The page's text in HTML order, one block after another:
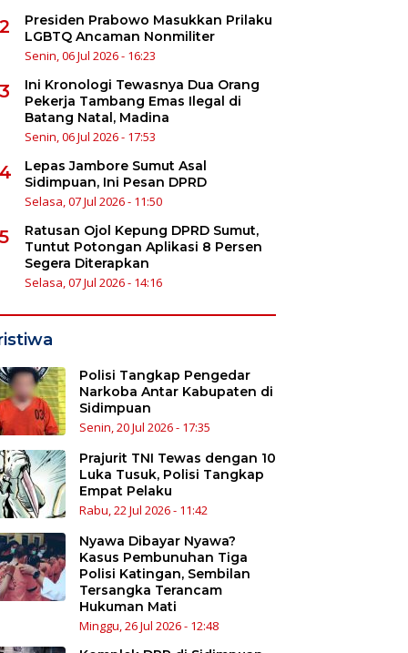
Presiden Prabowo Masukkan Prilaku
LGBTQ Ancaman Nonmiliter
Senin, 06 Jul 2026 - 16:23
Ini Kronologi Tewasnya Dua Orang
Pekerja Tambang Emas Ilegal di
Batang Natal, Madina
Senin, 06 Jul 2026 - 17:53
Lepas Jambore Sumut Asal
Sidimpuan, Ini Pesan DPRD
Selasa, 07 Jul 2026 - 11:50
Ratusan Ojol Kepung DPRD Sumut,
Tuntut Potongan Aplikasi 8 Persen
Segera Diterapkan
Selasa, 07 Jul 2026 - 14:16
Polisi Tangkap Pengedar
Narkoba Antar Kabupaten di
Sidimpuan
Senin, 20 Jul 2026 - 17:35
Prajurit TNI Tewas dengan 10
Luka Tusuk, Polisi Tangkap
Empat Pelaku
Rabu, 22 Jul 2026 - 11:42
Nyawa Dibayar Nyawa?
Kasus Pembunuhan Tiga
Polisi Katingan, Sembilan
Tersangka Terancam
Hukuman Mati
Minggu, 26 Jul 2026 - 12:48